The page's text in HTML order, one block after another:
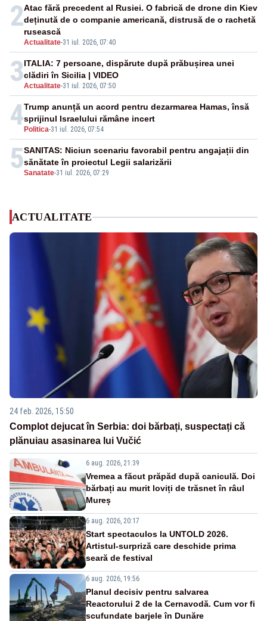
2
Actualitate-31 iul. 2026, 07:40
Atac fără precedent al Rusiei. O fabrică de drone din Kiev
deținută de o companie americană, distrusă de o rachetă
rusească
3Actualitate-31 iul. 2026, 07:50
ITALIA: 7 persoane, dispărute după prăbușirea unei
clădiri în Sicilia | VIDEO
4 Politica-31 iul. 2026, 07:54
Trump anunță un acord pentru dezarmarea Hamas, însă
sprijinul Israelului rămâne incert
5Sanatate-31 iul. 2026, 07:29
SANITAS: Niciun scenariu favorabil pentru angajații din
sănătate în proiectul Legii salarizării
ACTUALITATE
24 feb. 2026, 15:50
Complot dejucat în Serbia: doi bărbați, suspectați că
plănuiau asasinarea lui Vučić
6 aug. 2026, 21:39
Vremea a făcut prăpăd după caniculă. Doi
bărbați au murit loviți de trăsnet în râul
Mureș
6 aug. 2026, 20:17
Start spectaculos la UNTOLD 2026.
Artistul-surpriză care deschide prima
seară de festival
6 aug. 2026, 19:56
Planul decisiv pentru salvarea
Reactorului 2 de la Cernavodă. Cum vor fi
scufundate barjele în Dunăre